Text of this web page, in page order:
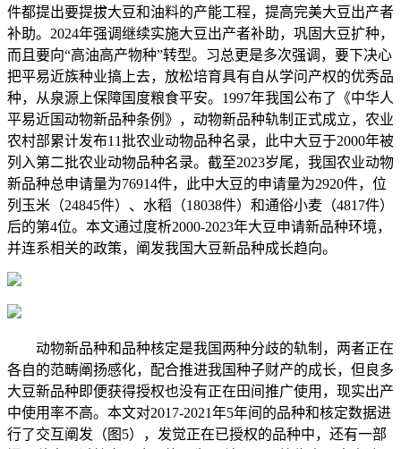
件都提出要提拔大豆和油料的产能工程，提高完美大豆出产者
补助。2024年强调继续实施大豆出产者补助，巩固大豆扩种，
而且要向“高油高产物种”转型。习总更是多次强调，要下决心
把平易近族种业搞上去，放松培育具有自从学问产权的优秀品
种，从泉源上保障国度粮食平安。1997年我国公布了《中华人
平易近国动物新品种条例》，动物新品种轨制正式成立，农业
农村部累计发布11批农业动物品种名录，此中大豆于2000年被
列入第二批农业动物品种名录。截至2023岁尾，我国农业动物
新品种总申请量为76914件，此中大豆的申请量为2920件，位
列玉米（24845件）、水稻（18038件）和通俗小麦（4817件）
后的第4位。本文通过度析2000-2023年大豆申请新品种环境，
并连系相关的政策，阐发我国大豆新品种成长趋向。
动物新品种和品种核定是我国两种分歧的轨制，两者正在
各自的范畴阐扬感化，配合推进我国种子财产的成长，但良多
大豆新品种即便获得授权也没有正在田间推广使用，现实出产
中使用率不高。本文对2017-2021年5年间的品种和核定数据进
行了交互阐发（图5），发觉正在已授权的品种中，还有一部